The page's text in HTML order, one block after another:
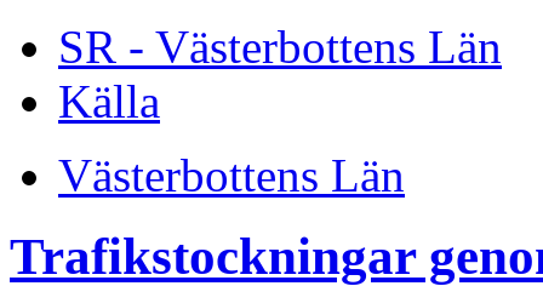
SR - Västerbottens Län
Källa
Västerbottens Län
Trafikstockningar